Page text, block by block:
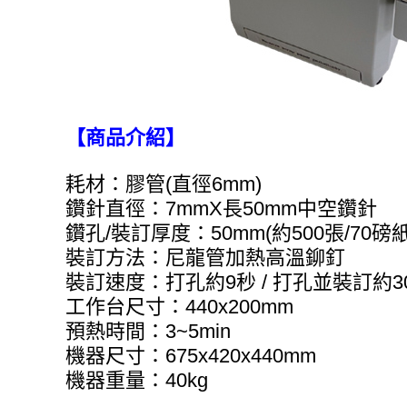
【商品介紹】
耗材：膠管(直徑6mm)
鑽針直徑：7mmX長50mm中空鑽針
鑽孔/裝訂厚度：50mm(約500張/70磅
裝訂方法：尼龍管加熱高溫鉚釘
裝訂速度：打孔約9秒 / 打孔並裝訂約
工作台尺寸：440x200mm
預熱時間：3~5min
機器尺寸：675x420x440mm
機器重量：40kg